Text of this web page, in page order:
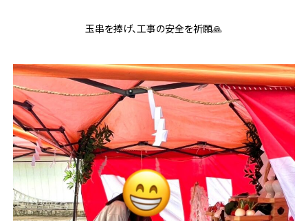
玉串を捧げ、工事の安全を祈願🙏